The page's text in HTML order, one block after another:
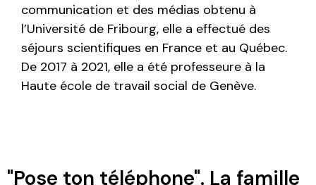
communication et des médias obtenu à
l’Université de Fribourg, elle a effectué des
séjours scientifiques en France et au Québec.
De 2017 à 2021, elle a été professeure à la
Haute école de travail social de Genève.
"Pose ton téléphone". La famille